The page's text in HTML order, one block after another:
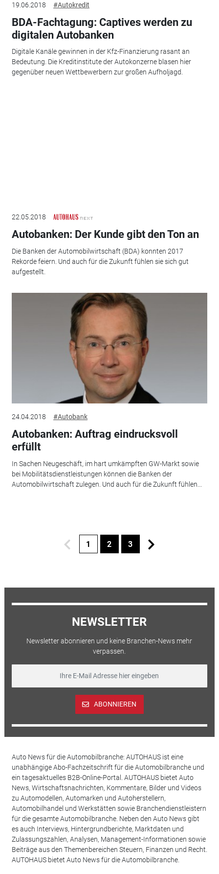
19.06.2018 #Autokredit
BDA-Fachtagung: Captives werden zu
digitalen Autobanken
Digitale Kanäle gewinnen in der Kfz-Finanzierung rasant an
Bedeutung. Die Kreditinstitute der Autokonzerne blasen hier
gegenüber neuen Wettbewerbern zur großen Aufholjagd.
22.05.2018
Autobanken: Der Kunde gibt den Ton an
Die Banken der Automobilwirtschaft (BDA) konnten 2017
Rekorde feiern. Und auch für die Zukunft fühlen sie sich gut
aufgestellt.
24.04.2018 #Autobank
Autobanken: Auftrag eindrucksvoll
erfüllt
In Sachen Neugeschäft, im hart umkämpften GW-Markt sowie
bei Mobilitätsdienstleistungen können die Banken der
Automobilwirtschaft zulegen. Und auch für die Zukunft fühlen...
1 2 3
NEWSLETTER
Newsletter abonnieren und keine Branchen-News mehr
verpassen.
ABONNIEREN
Auto News für die Automobilbranche: AUTOHAUS ist eine
unabhängige Abo-Fachzeitschrift für die Automobilbranche und
ein tagesaktuelles B2B-Online-Portal. AUTOHAUS bietet Auto
News, Wirtschaftsnachrichten, Kommentare, Bilder und Videos
zu Automodellen, Automarken und Autoherstellern,
Automobilhandel und Werkstätten sowie Branchendienstleistern
für die gesamte Automobilbranche. Neben den Auto News gibt
es auch Interviews, Hintergrundberichte, Marktdaten und
Zulassungszahlen, Analysen, Management-Informationen sowie
Beiträge aus den Themenbereichen Steuern, Finanzen und Recht.
AUTOHAUS bietet Auto News für die Automobilbranche.